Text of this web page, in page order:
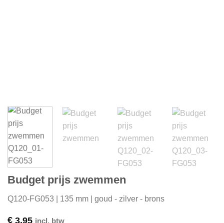
Budget prijs zwemmen
Q120-FG053 | 135 mm | goud - zilver - brons
€ 3,95 incl. btw